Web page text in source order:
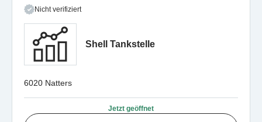
Nicht verifiziert
Shell Tankstelle
6020 Natters
Jetzt geöffnet